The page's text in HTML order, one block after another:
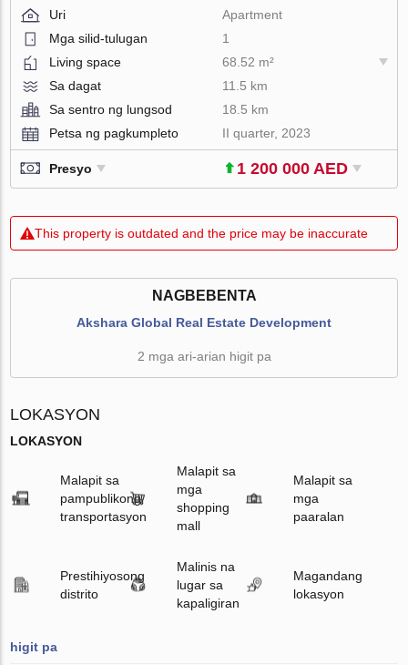
Uri
Apartment
Mga silid-tulugan
1
Living space
68.52 m²
Sa dagat
11.5 km
Sa sentro ng lungsod
18.5 km
Petsa ng pagkumpleto
II quarter, 2023
Presyo 1 200 000 AED
This property is outdated and the price may be inaccurate
NAGBEBENTA
Akshara Global Real Estate Development
2 mga ari-arian higit pa
LOKASYON
LOKASYON
Malapit sa
pampublikong
transportasyon
Malapit sa
mga
shopping
mall
Malapit sa
mga
paaralan
Prestihiyosong
distrito
Malinis na
lugar sa
kapaligiran
Magandang
lokasyon
higit pa